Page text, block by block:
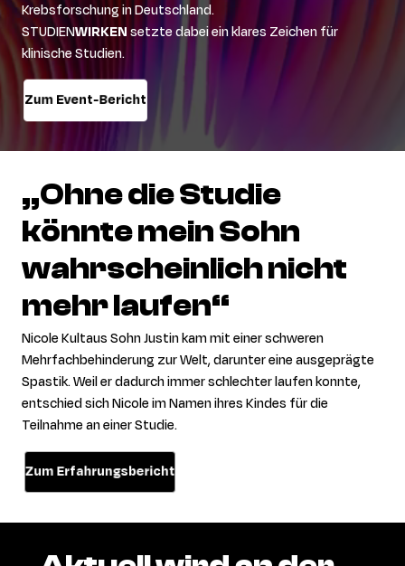
Krebsforschungin Deutschland.
STUDIENWIRKENsetztedabeiein klares Zeichen für
klinische Studien.
Zum Event-Bericht
„OhnedieStudie
könntemeinSohn
wahrscheinlichnicht
mehrlaufen“
Nicole Kultaus Sohn Justin kam mit einer schweren
Mehrfachbehinderung zur Welt, darunter eine ausgeprägte
Spastik. Weil er dadurch immer schlechter laufen konnte,
entschied sich Nicole im Namen ihres Kindes für die
Teilnahme an einer Studie.
Zum Erfahrungsbericht